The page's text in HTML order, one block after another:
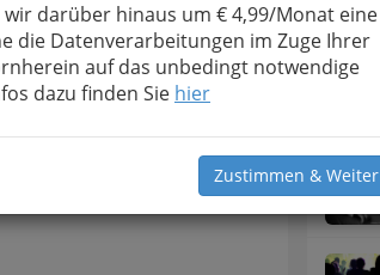
darüber hinaus um € 4,99/Monat eine
die Datenverarbeitungen im Zuge Ihrer
auf das unbedingt notwendige
dazu finden Sie hier
Zustimmen & Weiter
Meine Nachricht senden